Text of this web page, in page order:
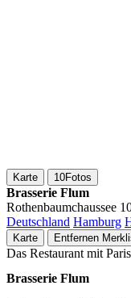
Karte 10Fotos
Brasserie Flum
Rothenbaumchaussee
Deutschland Hamburg
Karte Entfernen
Das Restaurant mit
Brasserie Flum